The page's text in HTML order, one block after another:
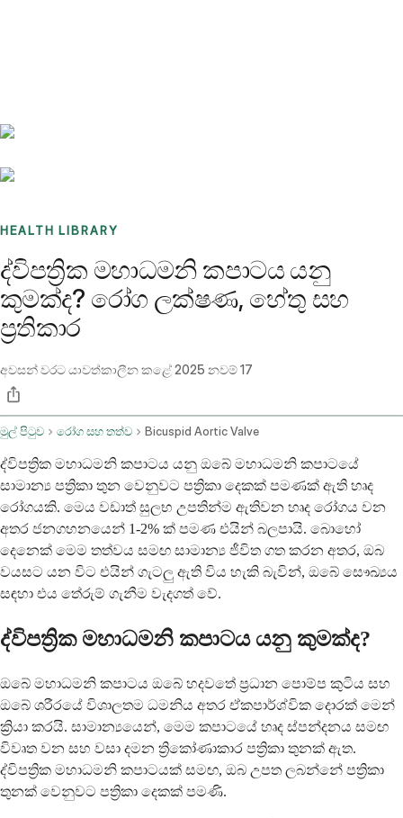
HEALTH LIBRARY
ද්විපත්‍රික මහාධමනි කපාටය යනු
කුමක්ද? රෝග ලක්ෂණ, හේතු සහ
ප්‍රතිකාර
අවසන් වරට යාවත්කාලීන කළේ2025 නවම් 17
මුල් පිටුව රෝග සහ තත්ව Bicuspid Aortic Valve
ද්විපත්‍රික මහාධමනි කපාටය යනු ඔබේ මහාධමනි කපාටයේ
සාමාන්‍ය පත්‍රිකා තුන වෙනුවට පත්‍රිකා දෙකක් පමණක් ඇති හෘද
රෝගයකි. මෙය වඩාත් සුලභ උපතින්ම ඇතිවන හෘද රෝගය වන
අතර ජනගහනයෙන් 1-2% ක් පමණ එයින් බලපායි. බොහෝ
දෙනෙක් මෙම තත්වය සමඟ සාමාන්‍ය ජීවිත ගත කරන අතර, ඔබ
වයසට යන විට එයින් ගැටලු ඇති විය හැකි බැවින්, ඔබේ සෞඛ්‍යය
සඳහා එය තේරුම් ගැනීම වැදගත් වේ.
ද්විපත්‍රික මහාධමනි කපාටය යනු කුමක්ද?
ඔබේ මහාධමනි කපාටය ඔබේ හදවතේ ප්‍රධාන පොම්ප කුටිය සහ
ඔබේ ශරීරයේ විශාලතම ධමනිය අතර ඒකපාර්ශ්වික දොරක් මෙන්
ක්‍රියා කරයි. සාමාන්‍යයෙන්, මෙම කපාටයේ හෘද ස්පන්දනය සමඟ
විවෘත වන සහ වසා දමන ත්‍රිකෝණාකාර පත්‍රිකා තුනක් ඇත.
ද්විපත්‍රික මහාධමනි කපාටයක් සමඟ, ඔබ උපත ලබන්නේ පත්‍රිකා
තුනක් වෙනුවට පත්‍රිකා දෙකක් පමණි.